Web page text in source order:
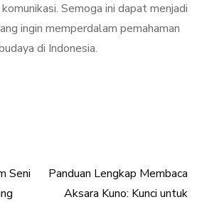
Semoga ini dapat menjadi
ingin memperdalam pemahaman
di Indonesia.
Seni
Panduan Lengkap Membaca
Aksara Kuno: Kunci untuk